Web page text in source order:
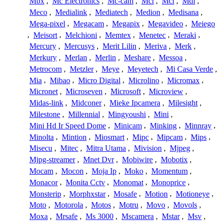
Meco , Medialink , Mediatech , Medion , Medisana ,
Mega-pixel , Megacam , Megapix , Megavideo , Meiego
, Meisort , Melchioni , Memtex , Menetec , Meraki ,
Mercury , Mercusys , Merit Lilin , Meriva , Merk ,
Merkury , Merlan , Merlin , Meshare , Messoa ,
Metrocom , Metzler , Meye , Meyetech , Mi Casa Verde ,
Mia , Mibao , Micro Digital , Microlino , Micromax ,
Micronet , Microseven , Microsoft , Microview ,
Midas-link , Midconer , Mieke Ipcamera , Milesight ,
Milestone , Millennial , Mingyoushi , Mini ,
Mini Hd Ir Speed Dome , Minicam , Minking , Minnray ,
Minolta , Mintion , Miosmart , Mipc , Mipcam , Mips ,
Misecu , Mitec , Mitra Utama , Mivision , Mjpeg ,
Mjpg-streamer , Mnet Dvr , Mobiwire , Mobotix ,
Mocam , Mocon , Moja Ip , Moko , Momentum ,
Monacor , Monita Cctv , Monomat , Monoprice ,
Monsterip , Morphxstar , Mosafe , Motion , Motioneye ,
Moto , Motorola , Motos , Motru , Movo , Movols ,
Moxa , Mrsafe , Ms 3000 , Mscamera , Mstar , Msv ,